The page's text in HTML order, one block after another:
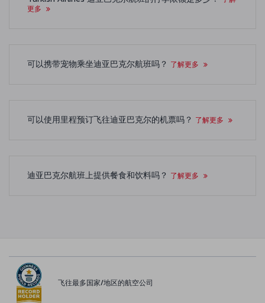
更多
可以携带宠物乘坐迪亚巴克尔航班吗？ 了解更多
可以使用里程预订飞往迪亚巴克尔的机票吗？ 了解更多
迪亚巴克尔航班上提供餐食和饮料吗？ 了解更多
飞往最多国家/地区的航空公司